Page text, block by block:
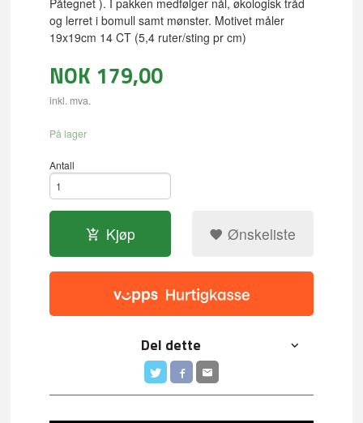
og lerret i bomull samt mønster. Motivet måler
19x19cm 14 CT (5,4 ruter/sting pr cm)
NOK 179,00
inkl. mva.
På lager
Antall
Kjøp Ønskeliste
Del dette